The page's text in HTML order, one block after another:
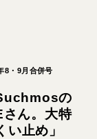
8・9月合併号
の
ん。大特
い止め」